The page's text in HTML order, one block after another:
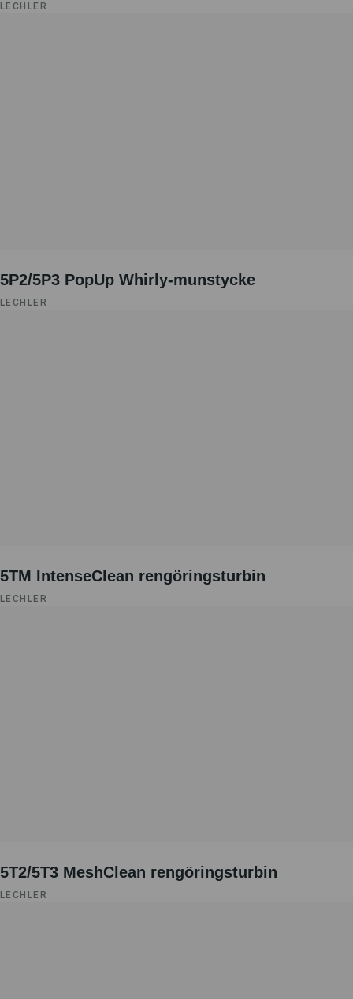
LECHLER
5P2/5P3 PopUp Whirly-munstycke
LECHLER
5TM IntenseClean rengöringsturbin
LECHLER
5T2/5T3 MeshClean rengöringsturbin
LECHLER